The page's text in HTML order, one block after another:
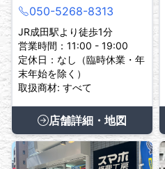
050-5268-8313
JR成田駅より徒歩1分
営業時間：11:00 - 19:00
定休日：なし（臨時休業・年
末年始を除く）
取扱商材: すべて
店舗詳細・地図